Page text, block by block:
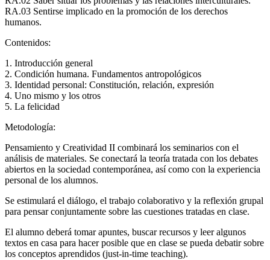
RA.03 Sentirse implicado en la promoción de los derechos
humanos.
Contenidos:
1. Introducción general
2. Condición humana. Fundamentos antropológicos
3. Identidad personal: Constitución, relación, expresión
4. Uno mismo y los otros
5. La felicidad
Metodología:
Pensamiento y Creatividad II combinará los seminarios con el
análisis de materiales. Se conectará la teoría tratada con los debates
abiertos en la sociedad contemporánea, así como con la experiencia
personal de los alumnos.
Se estimulará el diálogo, el trabajo colaborativo y la reflexión grupal
para pensar conjuntamente sobre las cuestiones tratadas en clase.
El alumno deberá tomar apuntes, buscar recursos y leer algunos
textos en casa para hacer posible que en clase se pueda debatir sobre
los conceptos aprendidos (just-in-time teaching).